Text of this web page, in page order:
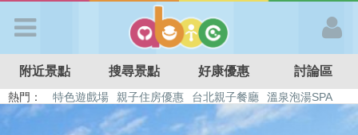
APP登入
首 頁
附近景點 搜尋景點 好康優惠 討論區
熱門： 特色遊戲場 親子住房優惠 台北親子餐廳
溫泉泡湯SPA
溜滑梯民宿
觀光工廠 DIY摘果 日本親子景點